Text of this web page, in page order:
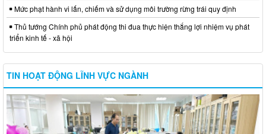
Mức phạt hành vi lấn, chiếm và sử dụng môi trường rừng trái quy định
Thủ tướng Chính phủ phát động thi đua thực hiện thắng lợi nhiệm vụ phát
triển kinh tế - xã hội
TIN HOẠT ĐỘNG LĨNH VỰC NGÀNH